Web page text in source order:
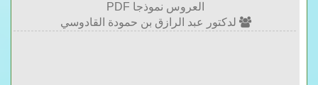
العروس نموذجا PDF
لدكتور عبد الرازق بن حمودة القادوسي